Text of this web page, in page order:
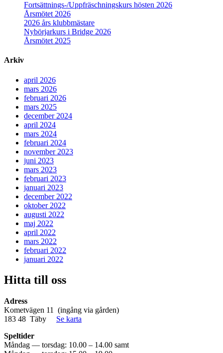
Fortsättnings-/Uppfräschningskurs hösten 2026
Årsmötet 2026
2026 års klubbmästare
Nybörjarkurs i Bridge 2026
Årsmötet 2025
Arkiv
april 2026
mars 2026
februari 2026
mars 2025
december 2024
april 2024
mars 2024
februari 2024
november 2023
juni 2023
mars 2023
februari 2023
januari 2023
december 2022
oktober 2022
augusti 2022
maj 2022
april 2022
mars 2022
februari 2022
januari 2022
Hitta till oss
Adress
Kometvägen 11 (ingång via gården)
183 48 Täby Se karta
Speltider
Måndag — torsdag: 10.00 – 14.00 samt